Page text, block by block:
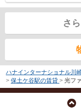
さ
ハナインターナショナル川
> 保土ケ谷駅の賃貸 > 光フ